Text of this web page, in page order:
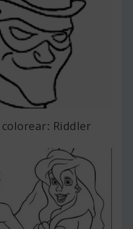
Riddler